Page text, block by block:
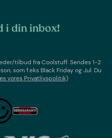
i din inbox!
tilbud fraCoolstuff. Sendes 1-2
som f.eks Black Friday og Jul. Du
vores Privatlivspolitik)